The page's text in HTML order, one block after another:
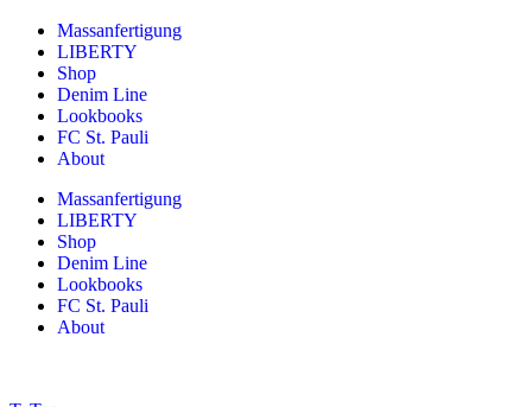
Massanfertigung
LIBERTY
Shop
Denim Line
Lookbooks
FC St. Pauli
About
Massanfertigung
LIBERTY
Shop
Denim Line
Lookbooks
FC St. Pauli
About